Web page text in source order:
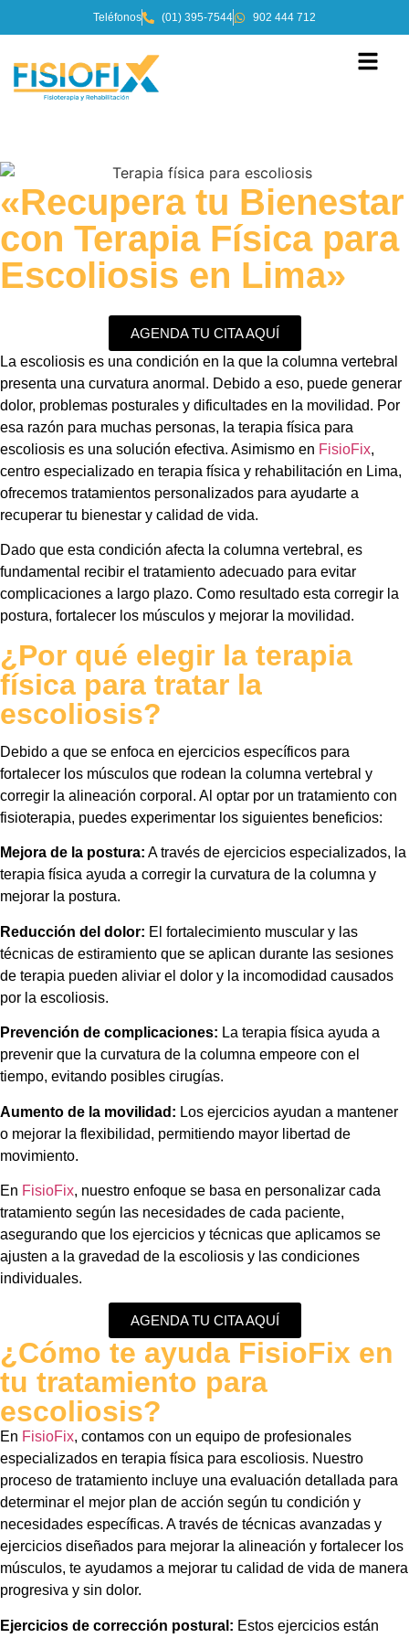
Teléfonos (01) 395-7544 902 444 712
«Recupera tu Bienestar
con Terapia Física para
Escoliosis en Lima»
AGENDA TU CITA AQUÍ
La escoliosis es una condición en la que la columna vertebral
presenta una curvatura anormal. Debido a eso, puede generar
dolor, problemas posturales y dificultades en la movilidad. Por
esa razón para muchas personas, la terapia física para
escoliosis es una solución efectiva. Asimismo en FisioFix,
centro especializado en terapia física y rehabilitación en Lima,
ofrecemos tratamientos personalizados para ayudarte a
recuperar tu bienestar y calidad de vida.
Dado que esta condición afecta la columna vertebral, es
fundamental recibir el tratamiento adecuado para evitar
complicaciones a largo plazo. Como resultado esta corregir la
postura, fortalecer los músculos y mejorar la movilidad.
¿Por qué elegir la terapia
física para tratar la
escoliosis?
Debido a que se enfoca en ejercicios específicos para
fortalecer los músculos que rodean la columna vertebral y
corregir la alineación corporal. Al optar por un tratamiento con
fisioterapia, puedes experimentar los siguientes beneficios:
Mejora de la postura: A través de ejercicios especializados, la
terapia física ayuda a corregir la curvatura de la columna y
mejorar la postura.
Reducción del dolor: El fortalecimiento muscular y las
técnicas de estiramiento que se aplican durante las sesiones
de terapia pueden aliviar el dolor y la incomodidad causados
por la escoliosis.
Prevención de complicaciones: La terapia física ayuda a
prevenir que la curvatura de la columna empeore con el
tiempo, evitando posibles cirugías.
Aumento de la movilidad: Los ejercicios ayudan a mantener
o mejorar la flexibilidad, permitiendo mayor libertad de
movimiento.
En FisioFix, nuestro enfoque se basa en personalizar cada
tratamiento según las necesidades de cada paciente,
asegurando que los ejercicios y técnicas que aplicamos se
ajusten a la gravedad de la escoliosis y las condiciones
individuales.
AGENDA TU CITA AQUÍ
¿Cómo te ayuda FisioFix en
tu tratamiento para
escoliosis?
En FisioFix, contamos con un equipo de profesionales
especializados en terapia física para escoliosis. Nuestro
proceso de tratamiento incluye una evaluación detallada para
determinar el mejor plan de acción según tu condición y
necesidades específicas. A través de técnicas avanzadas y
ejercicios diseñados para mejorar la alineación y fortalecer los
músculos, te ayudamos a mejorar tu calidad de vida de manera
progresiva y sin dolor.
Ejercicios de corrección postural: Estos ejercicios están